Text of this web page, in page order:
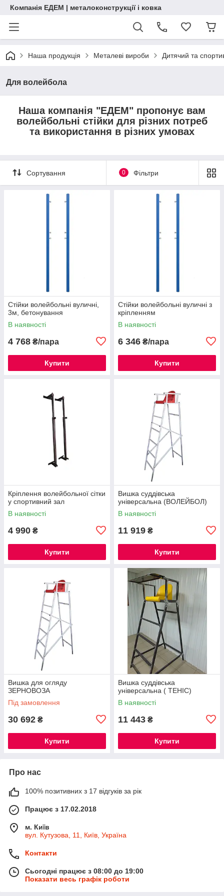
Компанія ЕДЕМ | металоконструкції і ковка
Наша продукція Металеві вироби Дитячий та
Для волейбола
Наша компанія "ЕДЕМ" пропонує вам
волейбольні стійки для різних потреб
та використання в різних умовах
Сортування 0 Фільтри
Стійки волейбольні вуличні,
3м, бетонування
В наявності
4 768 ₴/пара
Купити
Стійки волейбольні вуличні з
кріпленням
В наявності
6 346 ₴/пара
Купити
Кріплення волейбольної сітки
у спортивний зал
В наявності
4 990 ₴
Купити
Вишка суддівська
універсальна (ВОЛЕЙБОЛ)
В наявності
11 919 ₴
Купити
Вишка для огляду
ЗЕРНОВОЗА
Під замовлення
30 692 ₴
Купити
Вишка суддівська
універсальна ( ТЕНІС)
В наявності
11 443 ₴
Купити
Про нас
100% позитивних з 17 відгуків за рік
Працює з 17.02.2018
м. Київ
вул. Кутузова, 11, Київ, Україна
Контакти
Сьогодні працює з 08:00 до 19:00
Показати весь графік роботи